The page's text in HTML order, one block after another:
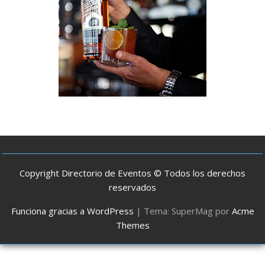
Copyright Directorio de Eventos © Todos los derechos
reservados
Funciona gracias a WordPress | Tema: SuperMag por Acme
Themes